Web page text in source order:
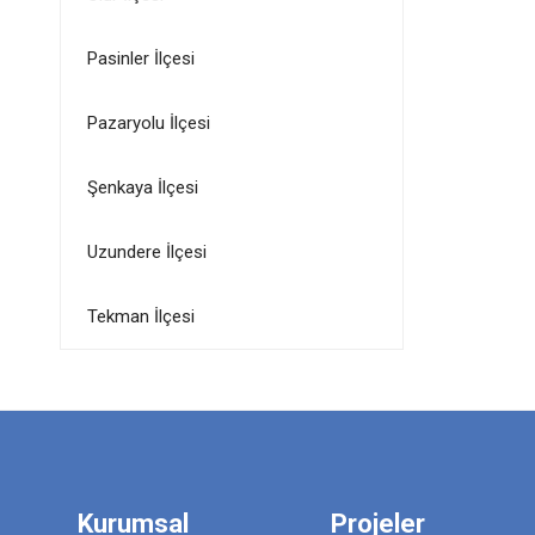
Pasinler İlçesi
Pazaryolu İlçesi
Şenkaya İlçesi
Uzundere İlçesi
Tekman İlçesi
Kurumsal Projeler